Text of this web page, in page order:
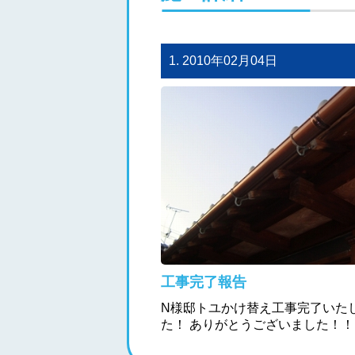
1. 2010年02月04日
工事完了報告
N様邸トユかけ替え工事完了いた
た！ ありがとうございました！！